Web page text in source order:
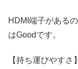
HDMI端子がある
はGoodです。
【持ち運びやすさ】